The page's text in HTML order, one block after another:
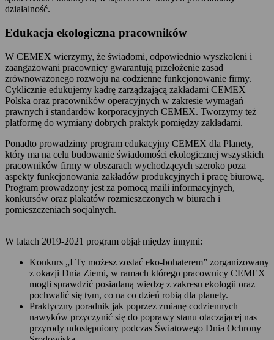
działalność.
Edukacja ekologiczna pracowników
W CEMEX wierzymy, że świadomi, odpowiednio wyszkoleni i
zaangażowani pracownicy gwarantują przełożenie zasad
zrównoważonego rozwoju na codzienne funkcjonowanie firmy.
Cyklicznie edukujemy kadrę zarządzającą zakładami CEMEX
Polska oraz pracowników operacyjnych w zakresie wymagań
prawnych i standardów korporacyjnych CEMEX. Tworzymy też
platformę do wymiany dobrych praktyk pomiędzy zakładami.
Ponadto prowadzimy program edukacyjny CEMEX dla Planety,
który ma na celu budowanie świadomości ekologicznej wszystkich
pracowników firmy w obszarach wychodzących szeroko poza
aspekty funkcjonowania zakładów produkcyjnych i pracę biurową.
Program prowadzony jest za pomocą maili informacyjnych,
konkursów oraz plakatów rozmieszczonych w biurach i
pomieszczeniach socjalnych.
W latach 2019-2021 program objął między innymi:
Konkurs „I Ty możesz zostać eko-bohaterem” zorganizowany
z okazji Dnia Ziemi, w ramach którego pracownicy CEMEX
mogli sprawdzić posiadaną wiedzę z zakresu ekologii oraz
pochwalić się tym, co na co dzień robią dla planety.
Praktyczny poradnik jak poprzez zmianę codziennych
nawyków przyczynić się do poprawy stanu otaczającej nas
przyrody udostępniony podczas Światowego Dnia Ochrony